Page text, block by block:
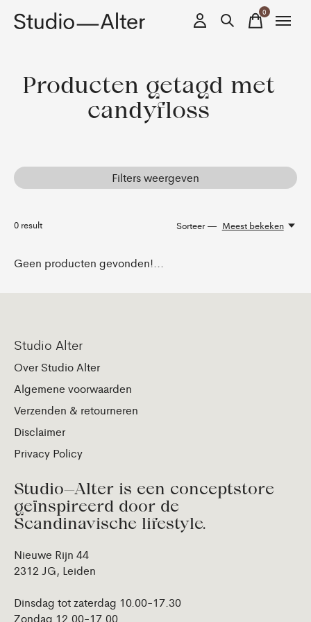
0items
Producten getagd met
candyfloss
Filters weergeven
0 result Sorteer — Meest bekeken
Geen producten gevonden!...
Studio Alter
Over Studio Alter
Algemene voorwaarden
Verzenden & retourneren
Disclaimer
Privacy Policy
Studio—Alter is een conceptstore
geïnspireerd door de
Scandinavische lifestyle.
Nieuwe Rijn 44
2312 JG, Leiden
Dinsdag tot zaterdag 10.00-17.30
Zondag 12.00-17.00